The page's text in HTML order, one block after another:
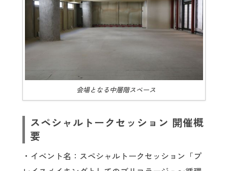
会場となる中層階スペース
スペシャルトークセッション 開催概
要
・イベント名：スペシャルトークセッション「プ